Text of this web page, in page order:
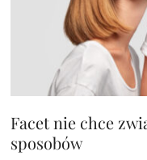
Facet nie chce
sposobów